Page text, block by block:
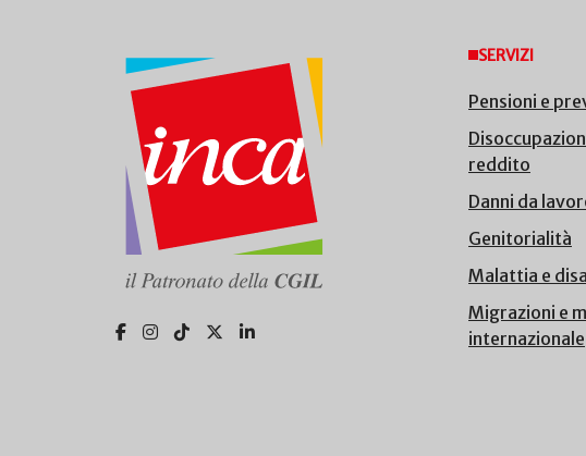
SERVIZI
Pensioni e
reddito
Danni da
Genitorialità
Malattia e
Migrazioni e
internazionale